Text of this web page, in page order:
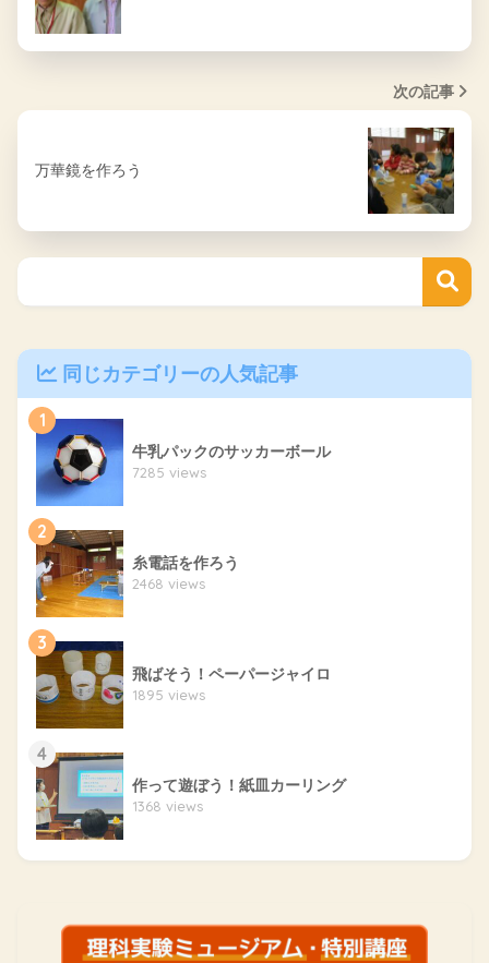
次の記事
万華鏡を作ろう
同じカテゴリーの人気記事
1
牛乳パックのサッカーボール
7285 views
2
糸電話を作ろう
2468 views
3
飛ばそう！ペーパージャイロ
1895 views
4
作って遊ぼう！紙皿カーリング
1368 views